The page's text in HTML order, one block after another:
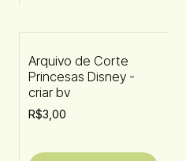
Arquivo de Corte
Princesas Disney -
criar bv
R$3,00